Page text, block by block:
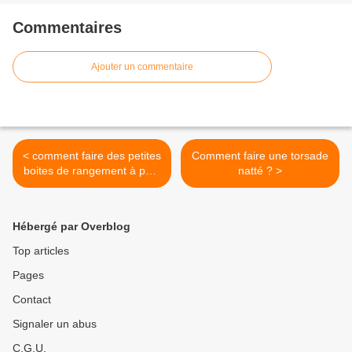
Commentaires
Ajouter un commentaire
< comment faire des petites
boites de rangement à peut
de frais 3
Comment faire une torsade
natté ? >
Hébergé par Overblog
Top articles
Pages
Contact
Signaler un abus
C.G.U.